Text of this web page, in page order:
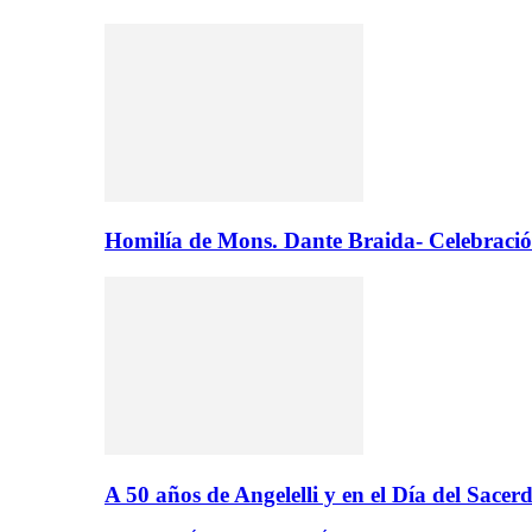
Homilía de Mons. Dante Braida-
A 50 años de Angelelli y en el Día del